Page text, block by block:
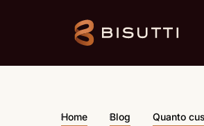
Home Blog Quanto